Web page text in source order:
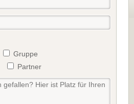
Gruppe
Partner